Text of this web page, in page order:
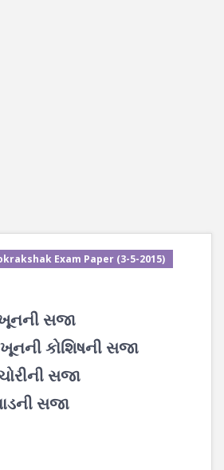
Exam Paper (3-5-2015)
સજા
કોશિષની સજા
સજા
સજા